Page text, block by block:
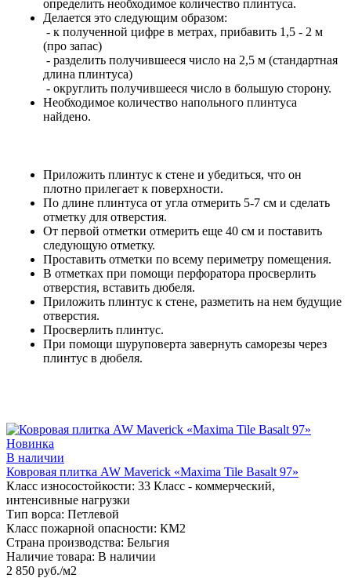
определить необходимое количество плинтуса.
Делается это следующим образом:
- к полученной цифре в метрах, прибавить 1,5 - 2 м
(про запас)
- разделить получившееся число на 2,5 м (стандартная
длина плинтуса)
- округлить получившееся число в большую сторону.
Необходимое количество напольного плинтуса
найдено.
Приложить плинтус к стене и убедиться, что он
плотно прилегает к поверхности.
По длине плинтуса от угла отмерить 5-7 см и сделать
отметку для отверстия.
От первой отметки отмерить еще 40 см и поставить
следующую отметку.
Проставить отметки по всему периметру помещения.
В отметках при помощи перфоратора просверлить
отверстия, вставить дюбеля.
Приложить плинтус к стене, разметить на нем будущие
отверстия.
Просверлить плинтус.
При помощи шуруповерта завернуть саморезы через
плинтус в дюбеля.
Новинка
В наличии
Ковровая плитка AW Maverick «Maxima Tile Basalt 97»
Класс износостойкости: 33 Класс - коммерческий,
интенсивные нагрузки
Тип ворса: Петлевой
Класс пожарной опасности: КМ2
Страна производства: Бельгия
Наличие товара: В наличии
2 850 руб./м2